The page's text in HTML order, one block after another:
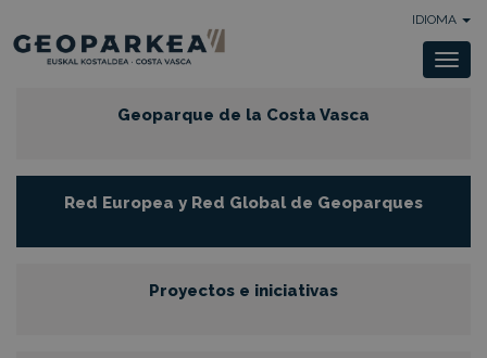
IDIOMA
Geoparque de la Costa Vasca
Red Europea y Red Global de Geoparques
Proyectos e iniciativas